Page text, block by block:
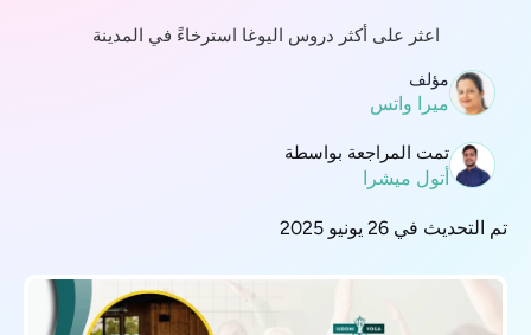
اعثر على أكثر دروس اليوغا استرخاءً في المدينة
مؤلف
ميرا واتس
تمت المراجعة بواسطة
أتول ميشرا
تم التحديث في 26 يونيو 2025